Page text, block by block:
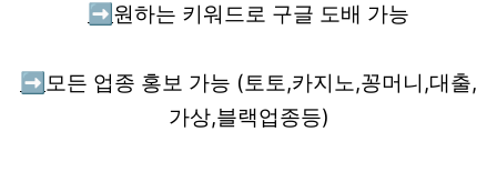
➡️ 원하는 키워드로 구글 도배 가능
➡️ 모든 업종 홍보 가능 (토토,카지노,꽁머니,대출,
가상,블랙업종등)